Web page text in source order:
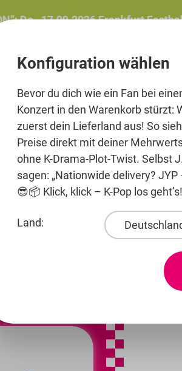
17.09.2026 Frankfurt Festhalle. ➡️
Beauty Pre-Order
Konfiguration wählen
Bevor du dich wie ein Fan bei
Konzert in den Warenkorb stürzt:
zuerst dein Lieferland aus! So
Preise direkt mit deiner
ohne K-Drama-Plot-Twist. Selbst
sagen: „Nationwide delivery? JYP
😎📦 Klick, klick – K-Pop los
Land: